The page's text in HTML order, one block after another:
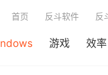
游戏 效率
首页 反斗软件 反